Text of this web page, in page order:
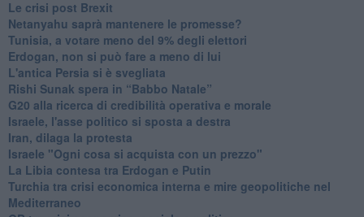
Le crisi post Brexit
Netanyahu saprà mantenere le promesse?
Tunisia, a votare meno del 9% degli elettori
Erdogan, non si può fare a meno di lui
L'antica Persia si è svegliata
Rishi Sunak spera in “Babbo Natale”
G20 alla ricerca di credibilità operativa e morale
Israele, l'asse politico si sposta a destra
Iran, dilaga la protesta
Israele "Ogni cosa si acquista con un prezzo"
La Libia contesa tra Erdogan e Putin
Turchia tra crisi economica interna e mire geopolitiche nel
Mediterraneo